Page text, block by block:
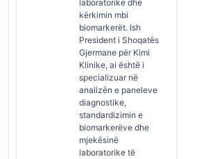
laboratorike dhe
kërkimin mbi
biomarkerët. Ish
President i Shoqatës
Gjermane për Kimi
Klinike, ai është i
specializuar në
analizën e paneleve
diagnostike,
standardizimin e
biomarkerëve dhe
mjekësinë
laboratorike të